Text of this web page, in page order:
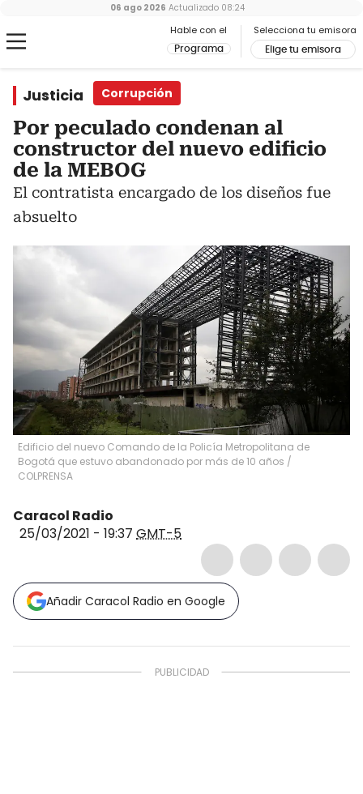
Hable con el
Programa
Selecciona tu emisora
Elige tu emisora
06 ago 2026 Actualizado 08:24
Justicia Corrupción
Por peculado condenan al
constructor del nuevo edificio
de la MEBOG
El contratista encargado de los diseños fue
absuelto
Edificio del nuevo Comando de la Policía Metropolitana de
Bogotá que estuvo abandonado por más de 10 años /
COLPRENSA
Caracol Radio
25/03/2021 - 19:37 GMT-5
Añadir Caracol Radio en Google